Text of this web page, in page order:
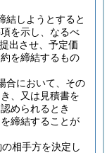
結しようとすると
を示し、なるべ
出させ、予定価
を締結するもの
合において、その
、又は見積書を
められるとき
締結することが
相手方を決定し